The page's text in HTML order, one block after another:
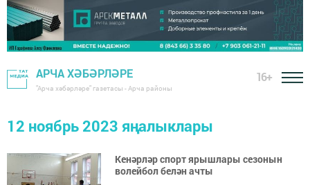
АРЧА ХӘБӘРЛӘРЕ
"Арча хәбәрләре" газетасы - Арча районы
16+
12 ноябрь 2023 яңалыклары
Кенәрләр спорт ярышлары сезонын
волейбол белән ачты